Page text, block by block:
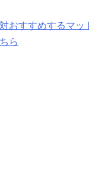
おすすめするマッ
ら